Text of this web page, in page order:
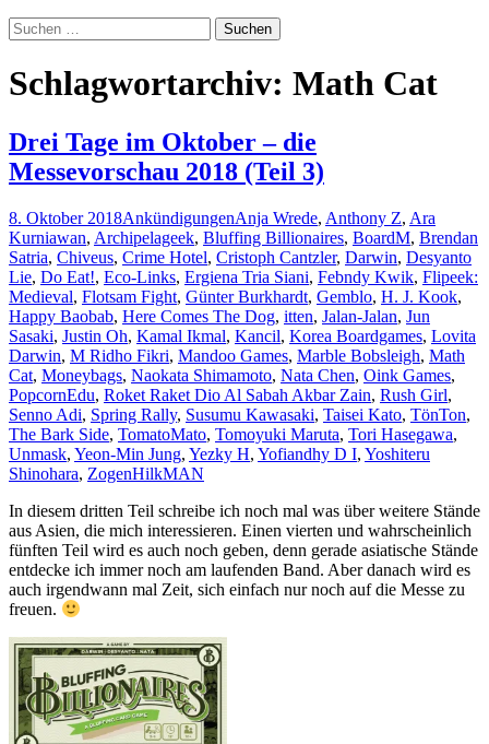
Suchen
nach:
Schlagwortarchiv: Math Cat
Drei Tage im Oktober – die
Messevorschau 2018 (Teil 3)
8. Oktober 2018AnkündigungenAnja Wrede, Anthony Z, Ara
Kurniawan, Archipelageek, Bluffing Billionaires, BoardM, Brendan
Satria, Chiveus, Crime Hotel, Cristoph Cantzler, Darwin, Desyanto
Lie, Do Eat!, Eco-Links, Ergiena Tria Siani, Febndy Kwik, Flipeek:
Medieval, Flotsam Fight, Günter Burkhardt, Gemblo, H. J. Kook,
Happy Baobab, Here Comes The Dog, itten, Jalan-Jalan, Jun
Sasaki, Justin Oh, Kamal Ikmal, Kancil, Korea Boardgames, Lovita
Darwin, M Ridho Fikri, Mandoo Games, Marble Bobsleigh, Math
Cat, Moneybags, Naokata Shimamoto, Nata Chen, Oink Games,
PopcornEdu, Roket Raket Dio Al Sabah Akbar Zain, Rush Girl,
Senno Adi, Spring Rally, Susumu Kawasaki, Taisei Kato, TönTon,
The Bark Side, TomatoMato, Tomoyuki Maruta, Tori Hasegawa,
Unmask, Yeon-Min Jung, Yezky H, Yofiandhy D I, Yoshiteru
Shinohara, ZogenHilkMAN
In diesem dritten Teil schreibe ich noch mal was über weitere Stände
aus Asien, die mich interessieren. Einen vierten und wahrscheinlich
fünften Teil wird es auch noch geben, denn gerade asiatische Stände
entdecke ich immer noch am laufenden Band. Aber danach wird es
auch irgendwann mal Zeit, sich einfach nur noch auf die Messe zu
freuen.